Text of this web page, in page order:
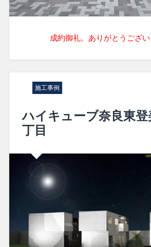
成約御礼。ありがとうござい
施工事例
ハイキューブ奈良東登
丁目